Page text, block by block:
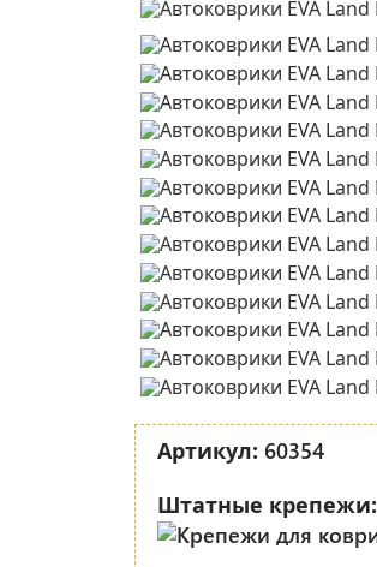
Артикул: 60354
Штатные крепежи: